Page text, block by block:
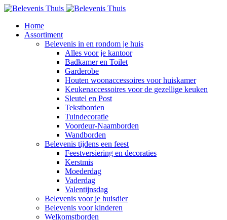
Home
Assortiment
Belevenis in en rondom je huis
Alles voor je kantoor
Badkamer en Toilet
Garderobe
Houten woonaccessoires voor huiskamer
Keukenaccessoires voor de gezellige keuken
Sleutel en Post
Tekstborden
Tuindecoratie
Voordeur-Naamborden
Wandborden
Belevenis tijdens een feest
Feestversiering en decoraties
Kerstmis
Moederdag
Vaderdag
Valentijnsdag
Belevenis voor je huisdier
Belevenis voor kinderen
Welkomstborden